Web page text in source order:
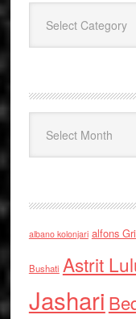
albano kolonjari alfons
Bushati Astrit
Jashari